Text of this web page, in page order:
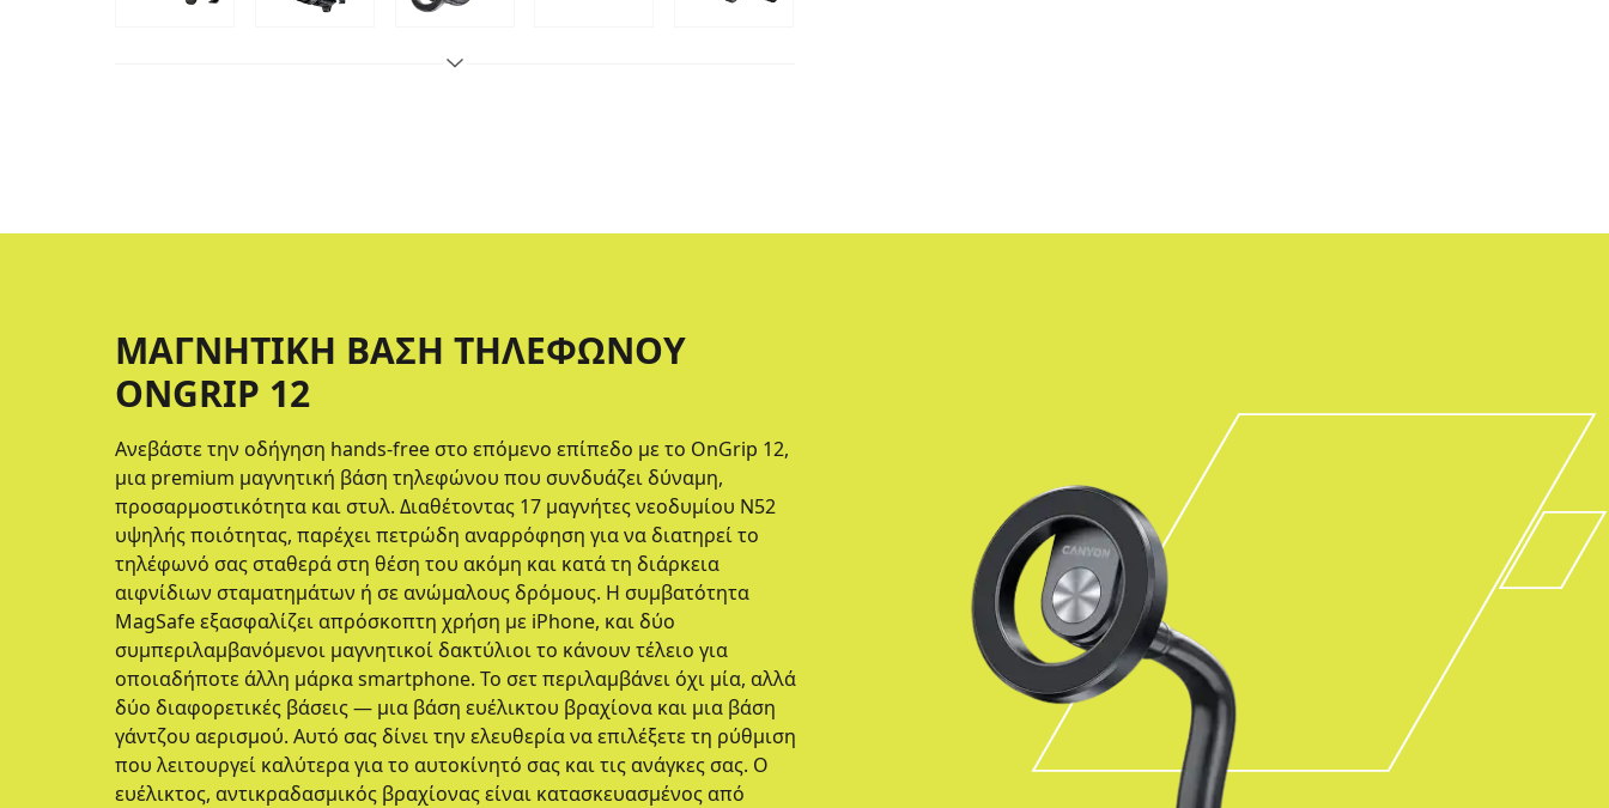
ΜΑΓΝΗΤΙΚΉ ΒΆΣΗ ΤΗΛΕΦΏΝΟΥ
ONGRIP 12
Ανεβάστε την οδήγηση hands-free στο επόμενο επίπεδο με το OnGrip 12,
μια premium μαγνητική βάση τηλεφώνου που συνδυάζει δύναμη,
προσαρμοστικότητα και στυλ. Διαθέτοντας 17 μαγνήτες νεοδυμίου N52
υψηλής ποιότητας, παρέχει πετρώδη αναρρόφηση για να διατηρεί το
τηλέφωνό σας σταθερά στη θέση του ακόμη και κατά τη διάρκεια
αιφνίδιων σταματημάτων ή σε ανώμαλους δρόμους. Η συμβατότητα
MagSafe εξασφαλίζει απρόσκοπτη χρήση με iPhone, και δύο
συμπεριλαμβανόμενοι μαγνητικοί δακτύλιοι το κάνουν τέλειο για
οποιαδήποτε άλλη μάρκα smartphone. Το σετ περιλαμβάνει όχι μία, αλλά
δύο διαφορετικές βάσεις — μια βάση ευέλικτου βραχίονα και μια βάση
γάντζου αερισμού. Αυτό σας δίνει την ελευθερία να επιλέξετε τη ρύθμιση
που λειτουργεί καλύτερα για το αυτοκίνητό σας και τις ανάγκες σας. Ο
ευέλικτος, αντικραδασμικός βραχίονας είναι κατασκευασμένος από